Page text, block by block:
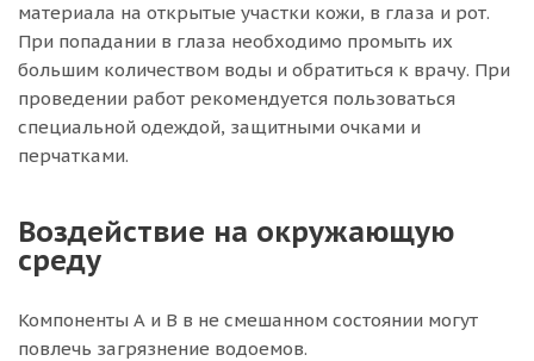
материала на открытые участки кожи, в глаза и рот.
При попадании в глаза необходимо промыть их
большим количеством воды и обратиться к врачу. При
проведении работ рекомендуется пользоваться
специальной одеждой, защитными очками и
перчатками.
Воздействие на окружающую
среду
Компоненты А и B в не смешанном состоянии могут
повлечь загрязнение водоемов.